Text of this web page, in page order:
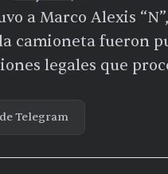
a Marco Alexis
camioneta fueron
legales que
Telegram